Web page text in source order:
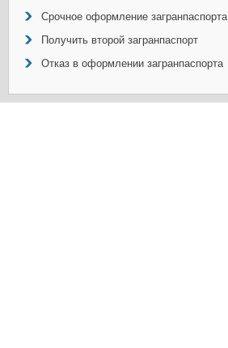
Срочное оформление загранпаспорта
Получить второй загранпаспорт
Отказ в оформлении загранпаспорта